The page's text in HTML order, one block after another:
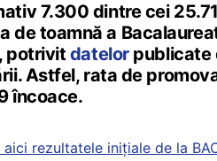
7.300 dintre cei
de toamnă a
potrivit datelorpublicate
Astfel, rata de
încoace.
aici rezultatele inițiale de la